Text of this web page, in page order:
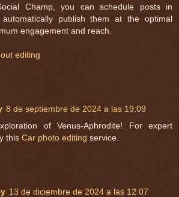
Champ, you can schedule posts in
publish them at the optimal
engagement and reach.
editing
8 de septiembre de 2024 a las 19:09
of Venus-Aphrodite! For expert
this Car photo editing service.
13 de diciembre de 2024 a las 12:07